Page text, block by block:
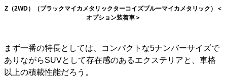
Z（2WD）（ブラックマイカメタリックターコイズブルーマイカメタリック）＜
オプション装着車＞
まず一番の特長としては、コンパクトな5ナンバーサイズで
ありながらSUVとして存在感のあるエクステリアと、車格
以上の積載性能だろう。